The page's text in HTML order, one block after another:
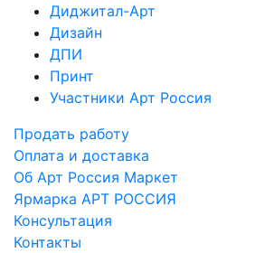
Диджитал-Арт
Дизайн
ДПИ
Принт
Участники Арт Россия
Продать работу
Оплата и доставка
Об Арт Россия Маркет
Ярмарка АРТ РОССИЯ
Консультация
Контакты